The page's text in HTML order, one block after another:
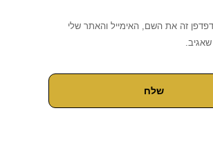
זה את השם, האימייל והאתר שלי